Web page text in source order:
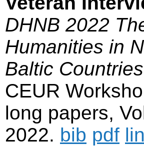
DHNB 2022
Humanities in
Baltic
CEUR
long papers,
2022. bib pdf